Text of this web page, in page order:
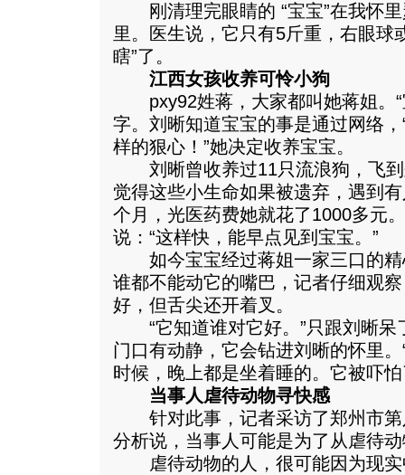
刚清理完眼睛的 “宝宝”在我怀里
里。医生说，它只有5斤重，右眼球
瞎”了。
江西女孩收养可怜小狗
pxy92姓蒋，大家都叫她蒋姐。“
字。刘晰知道宝宝的事是通过网络
样的狠心！”她决定收养宝宝。
刘晰曾收养过11只流浪狗，飞到
觉得这些小生命如果被遗弃，遇到
个月，光医药费她就花了1000多元
说：“这样快，能早点见到宝宝。”
如今宝宝经过蒋姐一家三口的精
谁都不能动它的嘴巴，记者仔细观
好，但舌尖还开着叉。
“它知道谁对它好。”只跟刘晰呆
门口有动静，它会钻进刘晰的怀里
时候，晚上都是坐着睡的。它被吓怕
当事人虐待动物寻快感
针对此事，记者采访了郑州市第
分析说，当事人可能是为了从虐待
虐待动物的人，很可能因为现实